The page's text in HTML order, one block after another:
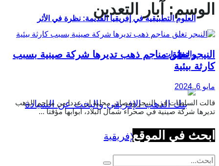
العلوم التطبيقية في إفريقيا القديمة: نظرة في الأثر
والمؤثرات
الوسم: آبار التعدين
النيجر تغلق مناجم ذهب تديرها شركة صينية بسبب
كارثة بيئية
مايو 6, 2024
قالت السلطات في النيجر ومصادر محلية إن عددا من مناجم الذهب
تديرها شركة صينية في صحراء شمال البلاد، أبوابها مؤقتا ...
ابحث في الموقع